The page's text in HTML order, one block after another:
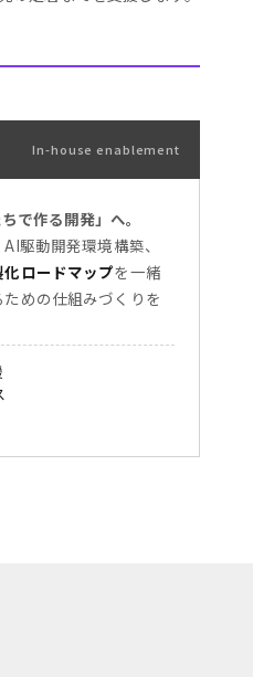
In-house enablement
で作る開発」へ。
駆動開発環境構築、
化ロードマップを一緒
めの仕組みづくりを